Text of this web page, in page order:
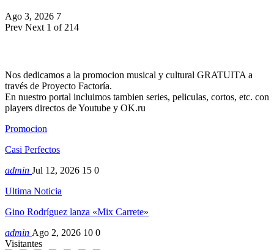
Ago 3, 2026 7
Prev Next 1 of 214
Nos dedicamos a la promocion musical y cultural GRATUITA a
través de Proyecto Factoría.
En nuestro portal incluimos tambien series, peliculas, cortos, etc. con
players directos de Youtube y OK.ru
Promocion
Casi Perfectos
admin Jul 12, 2026 15 0
Ultima Noticia
Gino Rodríguez lanza «Mix Carrete»
admin Ago 2, 2026 10 0
Visitantes